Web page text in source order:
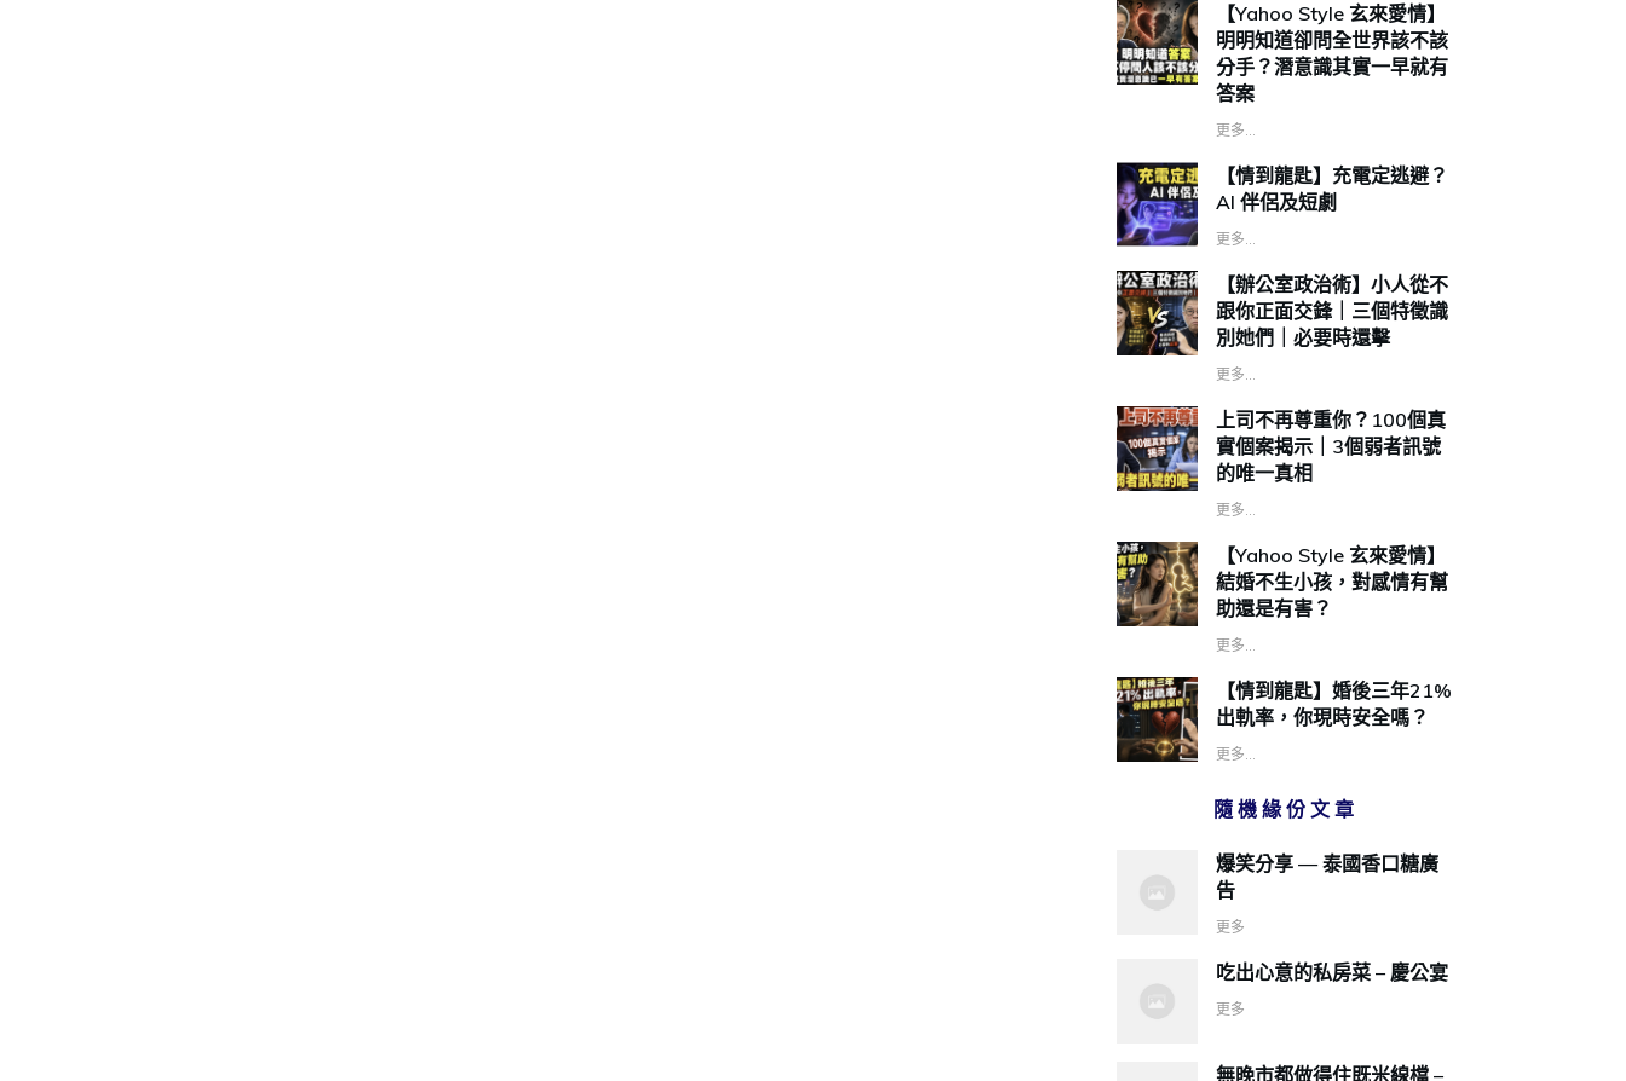
【Yahoo Style 玄來愛情】
明明知道卻問全世界該不該
分手？潛意識其實一早就有
答案
更多...
【情到龍匙】充電定逃避？
AI 伴侶及短劇
更多...
【辦公室政治術】小人從不
跟你正面交鋒｜三個特徵識
別她們｜必要時還擊
更多...
上司不再尊重你？100個真
實個案揭示｜3個弱者訊號
的唯一真相
更多...
【Yahoo Style 玄來愛情】
結婚不生小孩，對感情有幫
助還是有害？
更多...
【情到龍匙】婚後三年21%
出軌率，你現時安全嗎？
更多...
隨機緣份文章
爆笑分享 — 泰國香口糖廣
告
更多
吃出心意的私房菜 – 慶公宴
更多
無晚市都做得住既米線檔 –